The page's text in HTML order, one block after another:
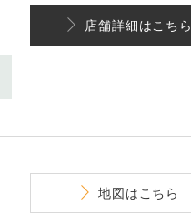
店舗詳細はこちら
地図 はこちら